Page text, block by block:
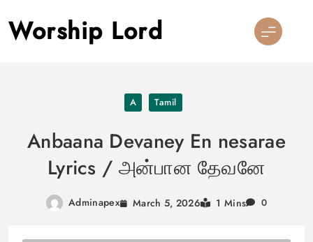
to
content
Worship Lord
A Tamil
Anbaana Devaney En nesarae
Lyrics / அன்பான தேவனே
Adminapex March 5, 2026 1 Mins 0